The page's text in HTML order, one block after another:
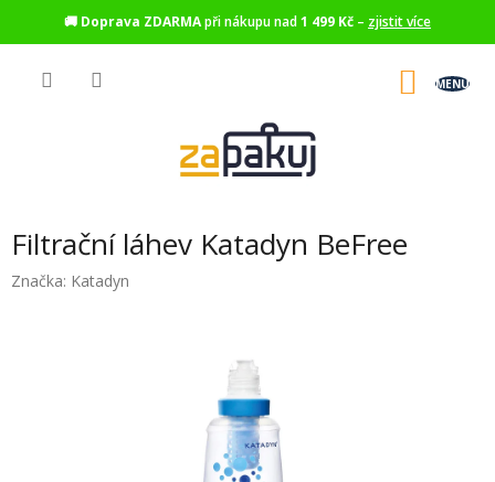
🚚 Doprava ZDARMApři nákupu nad1 499 Kč – zjistit více
Filtrační láhev Katadyn BeFree
Značka: Katadyn